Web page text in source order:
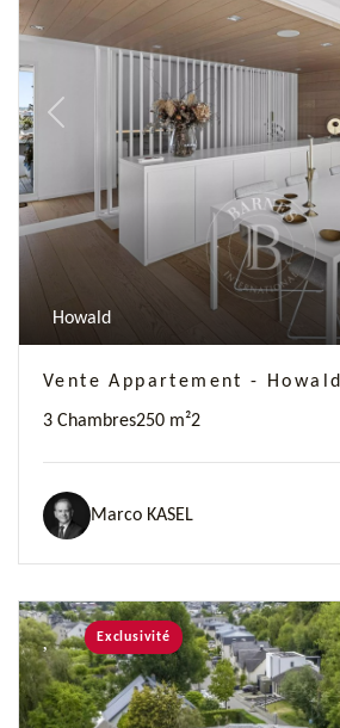
Previous
Howald
Vente Appartement - Howald
3 Chambres250 m²2
Marco KASEL
Exclusivité